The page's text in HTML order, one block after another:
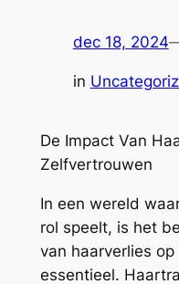
dec 18, 2024
in
De Impact Van
Zelfvertrouwen
In een wereld
rol speelt, is het
van haarverlies
essentieel.